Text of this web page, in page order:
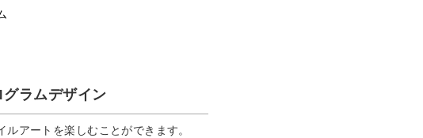
ラムデザイン
アートを楽しむことができます。